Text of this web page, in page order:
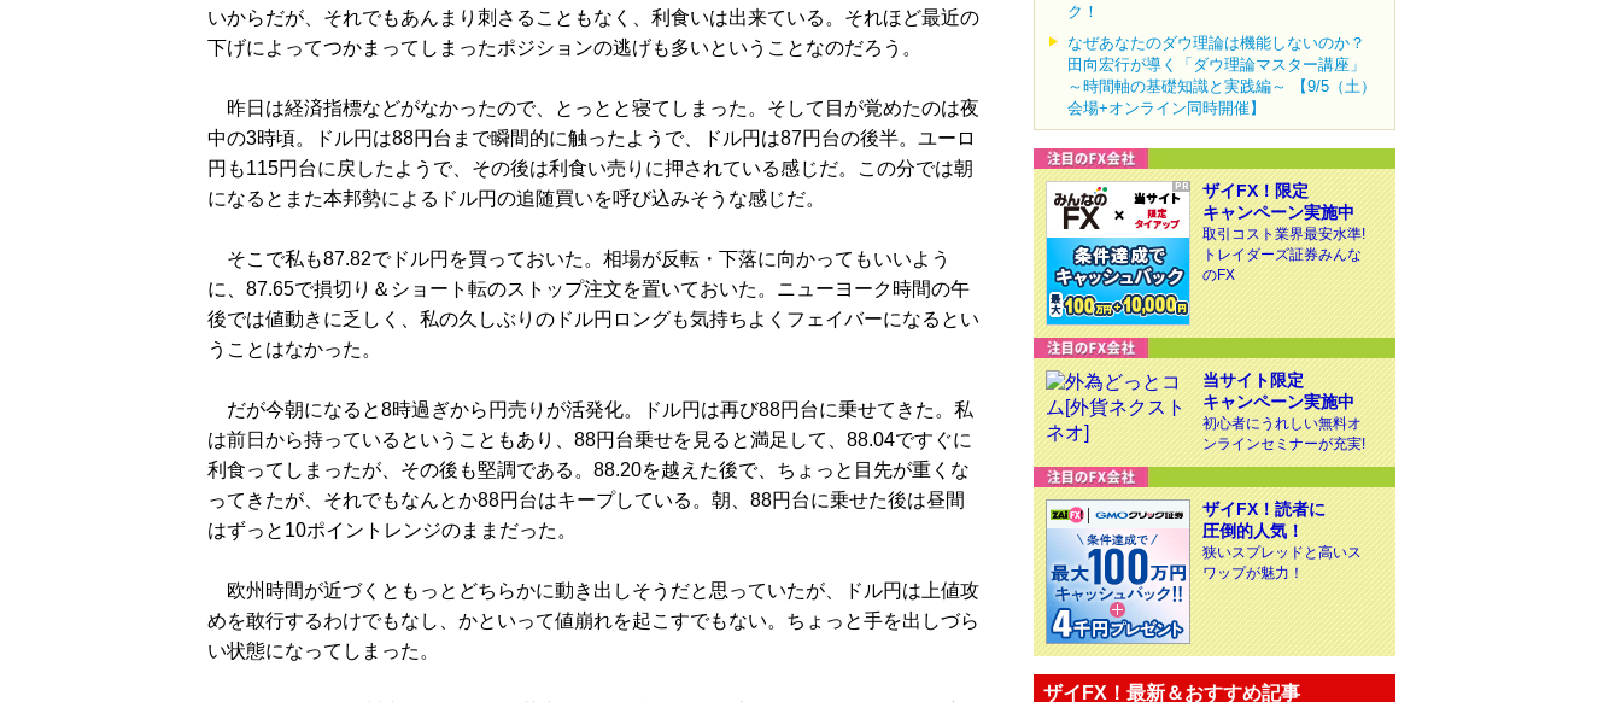
いからだが、それでもあんまり刺さることもなく、利食いは出来ている。それほど最近の
下げによってつかまってしまったポジションの逃げも多いということなのだろう。
昨日は経済指標などがなかったので、とっとと寝てしまった。そして目が覚めたのは夜
中の3時頃。ドル円は88円台まで瞬間的に触ったようで、ドル円は87円台の後半。ユーロ
円も115円台に戻したようで、その後は利食い売りに押されている感じだ。この分では朝
になるとまた本邦勢によるドル円の追随買いを呼び込みそうな感じだ。
そこで私も87.82でドル円を買っておいた。相場が反転・下落に向かってもいいよう
に、87.65で損切り＆ショート転のストップ注文を置いておいた。ニューヨーク時間の午
後では値動きに乏しく、私の久しぶりのドル円ロングも気持ちよくフェイバーになるとい
うことはなかった。
だが今朝になると8時過ぎから円売りが活発化。ドル円は再び88円台に乗せてきた。私
は前日から持っているということもあり、88円台乗せを見ると満足して、88.04ですぐに
利食ってしまったが、その後も堅調である。88.20を越えた後で、ちょっと目先が重くな
ってきたが、それでもなんとか88円台はキープしている。朝、88円台に乗せた後は昼間
はずっと10ポイントレンジのままだった。
欧州時間が近づくともっとどちらかに動き出しそうだと思っていたが、ドル円は上値攻
めを敢行するわけでもなし、かといって値崩れを起こすでもない。ちょっと手を出しづら
い状態になってしまった。
ク！
なぜあなたのダウ理論は機能しないのか？
田向宏行が導く「ダウ理論マスター講座」
～時間軸の基礎知識と実践編～ 【9/5（土）
会場+オンライン同時開催】
ザイFX！限定
キャンペーン実施中
取引コスト業界最安水準!
トレイダーズ証券みんな
のFX
当サイト限定
キャンペーン実施中
初心者にうれしい無料オ
ンラインセミナーが充実!
ザイFX！読者に
圧倒的人気！
狭いスプレッドと高いス
ワップが魅力！
ザイFX！最新＆おすすめ記事